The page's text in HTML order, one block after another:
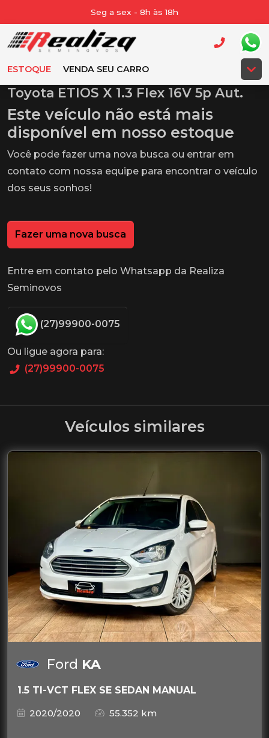
Seg a sex - 8h às 18h
ESTOQUE VENDA SEU CARRO
Toyota ETIOS X 1.3 Flex 16V 5p Aut.
Este veículo não está mais
disponível em nosso estoque
Você pode fazer uma nova busca ou entrar em
contato com nossa equipe para encontrar o veículo
dos seus sonhos!
Fazer uma nova busca
Entre em contato pelo Whatsapp da Realiza
Seminovos
(27)99900-0075
Ou ligue agora para:
(27)99900-0075
Veículos similares
Ford KA
1.5 TI-VCT FLEX SE SEDAN MANUAL
2020/2020
55.352 km